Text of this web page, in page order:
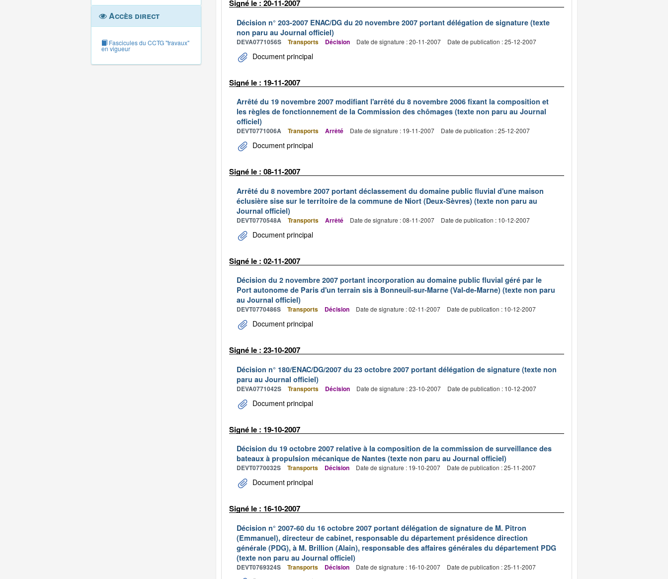
Accès direct
Fascicules du CCTG "travaux"
en vigueur
Signé le : 20-11-2007
Décision n° 203-2007 ENAC/DG du 20 novembre 2007 portant délégation de signature (texte
non paru au Journal officiel)
DEVA0771056S Transports Décision Date de signature : 20-11-2007 Date de publication : 25-12-2007
Document principal
Signé le : 19-11-2007
Arrêté du 19 novembre 2007 modifiant l'arrêté du 8 novembre 2006 fixant la composition et
les règles de fonctionnement de la Commission des chômages (texte non paru au Journal
officiel)
DEVT0771006A Transports Arrêté Date de signature : 19-11-2007 Date de publication : 25-12-2007
Document principal
Signé le : 08-11-2007
Arrêté du 8 novembre 2007 portant déclassement du domaine public fluvial d'une maison
éclusière sise sur le territoire de la commune de Niort (Deux-Sèvres) (texte non paru au
Journal officiel)
DEVT0770548A Transports Arrêté Date de signature : 08-11-2007 Date de publication : 10-12-2007
Document principal
Signé le : 02-11-2007
Décision du 2 novembre 2007 portant incorporation au domaine public fluvial géré par le
Port autonome de Paris d'un terrain sis à Bonneuil-sur-Marne (Val-de-Marne) (texte non paru
au Journal officiel)
DEVT0770486S Transports Décision Date de signature : 02-11-2007 Date de publication : 10-12-2007
Document principal
Signé le : 23-10-2007
Décision n° 180/ENAC/DG/2007 du 23 octobre 2007 portant délégation de signature (texte non
paru au Journal officiel)
DEVA0771042S Transports Décision Date de signature : 23-10-2007 Date de publication : 10-12-2007
Document principal
Signé le : 19-10-2007
Décision du 19 octobre 2007 relative à la composition de la commission de surveillance des
bateaux à propulsion mécanique de Nantes (texte non paru au Journal officiel)
DEVT0770032S Transports Décision Date de signature : 19-10-2007 Date de publication : 25-11-2007
Document principal
Signé le : 16-10-2007
Décision n° 2007-60 du 16 octobre 2007 portant délégation de signature de M. Pitron
(Emmanuel), directeur de cabinet, responsable du département présidence direction
générale (PDG), à M. Brillion (Alain), responsable des affaires générales du département PDG
(texte non paru au Journal officiel)
DEVT0769324S Transports Décision Date de signature : 16-10-2007 Date de publication : 25-11-2007